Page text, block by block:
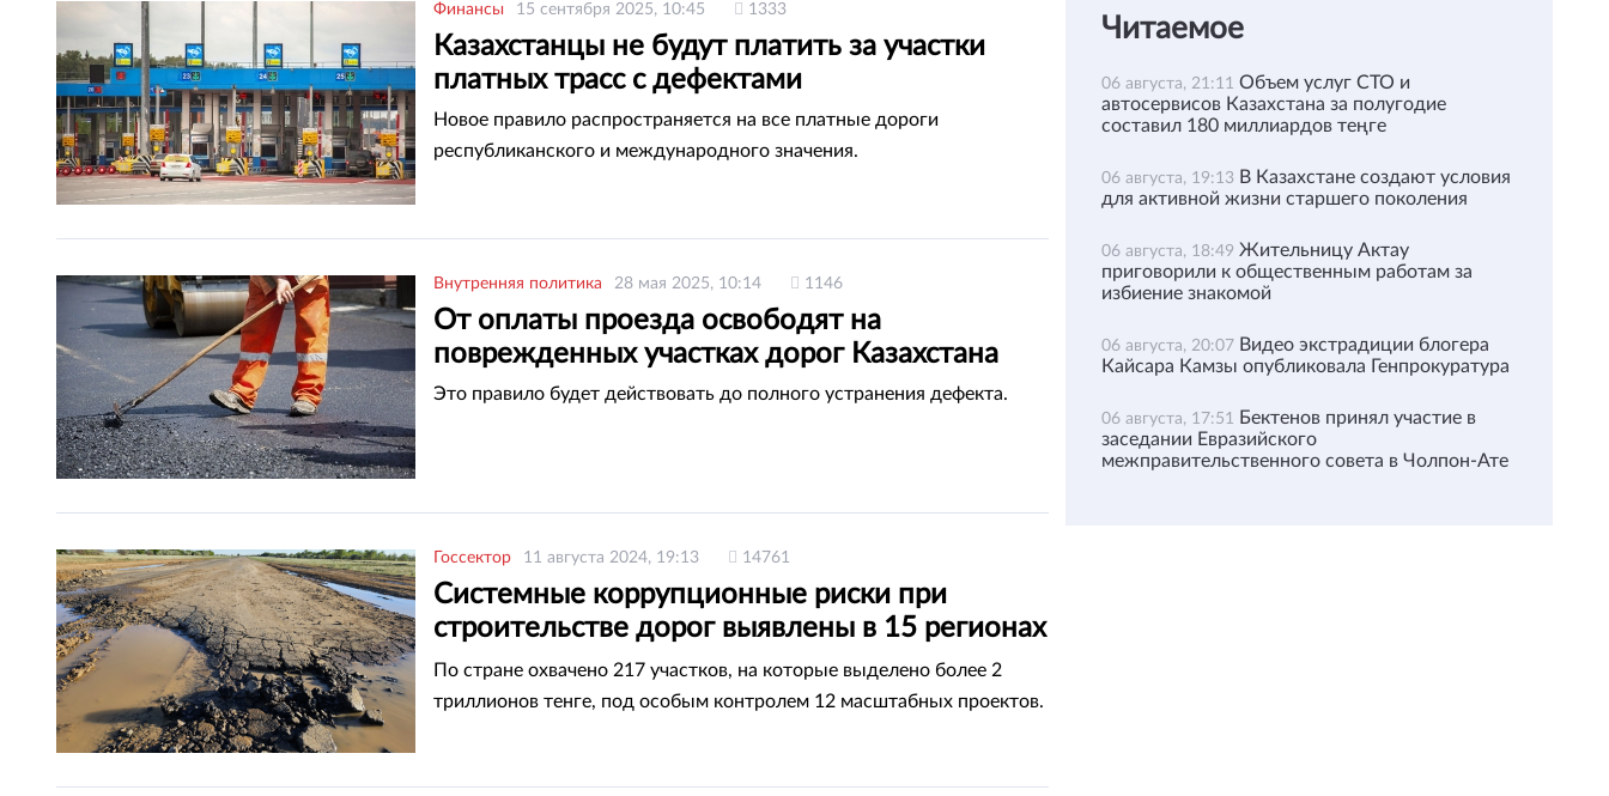
Финансы 15 сентября 2025, 10:45 1333
Казахстанцы не будут платить за участки
платных трасс с дефектами
Новое правило распространяется на все платные дороги
республиканского и международного значения.
Внутренняя политика 28 мая 2025, 10:14 1146
От оплаты проезда освободят на
поврежденных участках дорог Казахстана
Это правило будет действовать до полного устранения дефекта.
Госсектор 11 августа 2024, 19:13 14761
Системные коррупционные риски при
строительстве дорог выявлены в 15 регионах
Казахстана
По стране охвачено 217 участков, на которые выделено более 2
триллионов тенге, под особым контролем 12 масштабных проектов.
Читаемое
06 августа, 21:11 Объем услуг СТО и
автосервисов Казахстана за полугодие
составил 180 миллиардов теңге
06 августа, 19:13 В Казахстане создают условия
для активной жизни старшего поколения
06 августа, 18:49 Жительницу Актау
приговорили к общественным работам за
избиение знакомой
06 августа, 20:07 Видео экстрадиции блогера
Кайсара Камзы опубликовала Генпрокуратура
06 августа, 17:51 Бектенов принял участие в
заседании Евразийского
межправительственного совета в Чолпон-Ате